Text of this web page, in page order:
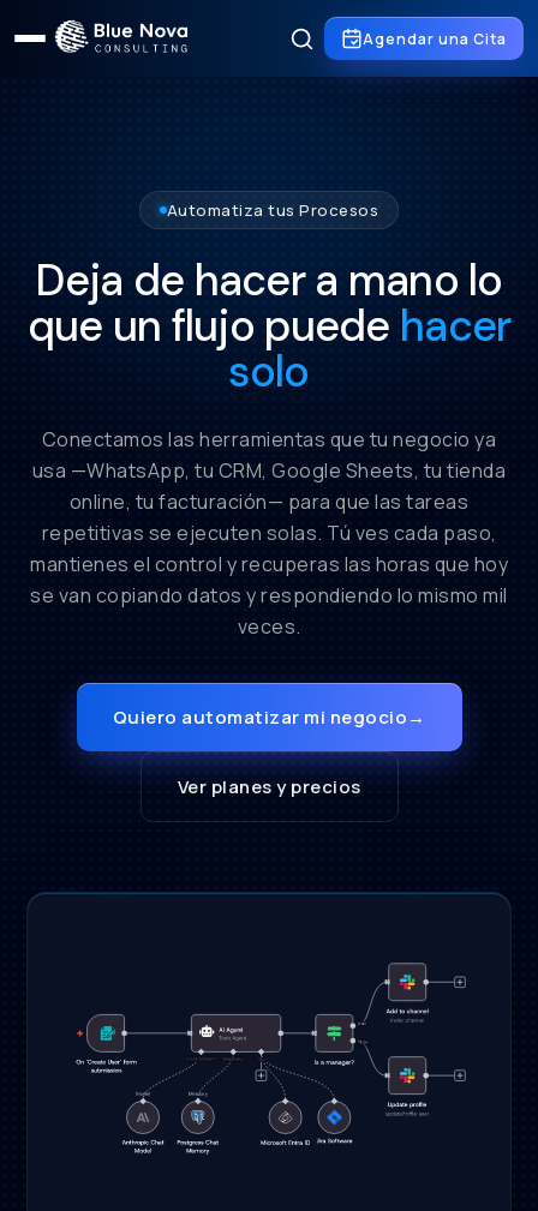
Agendar una Cita
Automatiza tus Procesos
Deja de hacer a mano lo
que un flujo puede hacer
solo
Conectamos las herramientas que tu negocio ya
usa —WhatsApp, tu CRM, Google Sheets, tu tienda
online, tu facturación— para que las tareas
repetitivas se ejecuten solas. Tú ves cada paso,
mantienes el control y recuperas las horas que hoy
se van copiando datos y respondiendo lo mismo mil
veces.
Quiero automatizar mi negocio→
Ver planes y precios